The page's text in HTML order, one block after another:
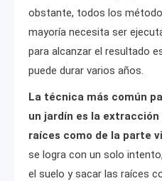
obstante, todos los
mayoría necesita ser
para alcanzar el resultado
puede durar varios años.
La técnica más común
un jardín es la
raíces como de la parte
se logra con un solo
el suelo y sacar las raíces